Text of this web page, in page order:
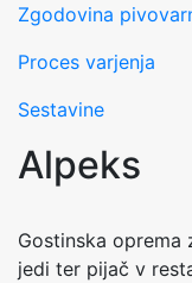
Zgodovina
Proces varjenja
Sestavine
Alpeks
Gostinska oprema
jedi ter pijač v